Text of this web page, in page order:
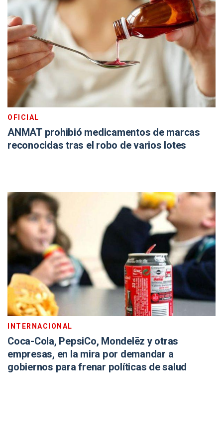
OFICIAL
ANMAT prohibió medicamentos de marcas
reconocidas tras el robo de varios lotes
INTERNACIONAL
Coca-Cola, PepsiCo, Mondelēz y otras
empresas, en la mira por demandar a
gobiernos para frenar políticas de salud